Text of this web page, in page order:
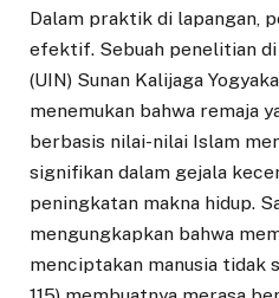
Dalam praktik di lapangan,
efektif. Sebuah penelitian
(UIN) Sunan Kalijaga
menemukan bahwa remaja
berbasis nilai-nilai Islam
signifikan dalam gejala
peningkatan makna hidup.
mengungkapkan bahwa
menciptakan manusia tidak